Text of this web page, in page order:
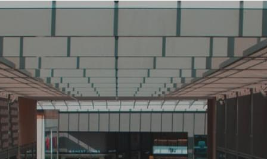
Средний, Выше среднего
Связаться с ритейлером Узнать планы развития ритейлера
«Ёрш» — сеть пивных ресторанов в русском стиле, которая
входит в группу Tanuki Family. irecommend.ru Во всех
ресторанах продают пиво собственного производства,
ассортимент которого постоянно обновляется. В меню —
классические закуски и блюда русской кухни. По вечерам
пятниц и суббот играет живая музыка, иногда проводят
конкурсы. Со среды по воскресенье на одном из адресов
(Липецкая, 2...
442 (+2)
Навигация